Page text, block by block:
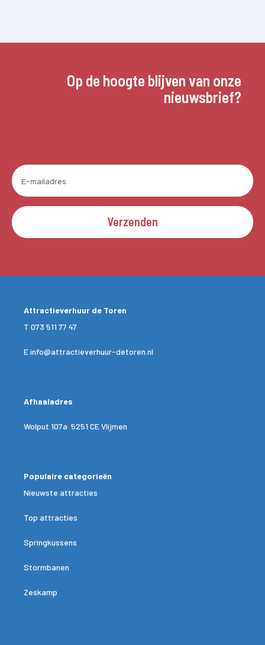
Op de hoogte blijven van onze
nieuwsbrief?
Verzenden
Attractieverhuur de Toren
T 073 511 77 47
Einfo@attractieverhuur-detoren.nl
Afhaaladres
Wolput 107a 5251 CE Vlijmen
Populaire categorieën
Nieuwste attracties
Top attracties
Springkussens
Stormbanen
Zeskamp